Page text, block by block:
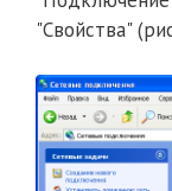
"Свойства"